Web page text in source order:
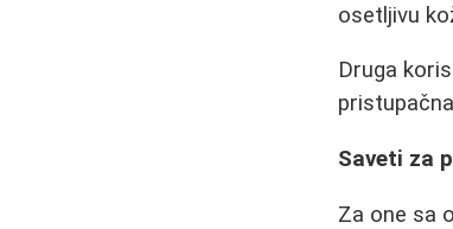
osetljivu
Druga
Saveti za
Za one sa